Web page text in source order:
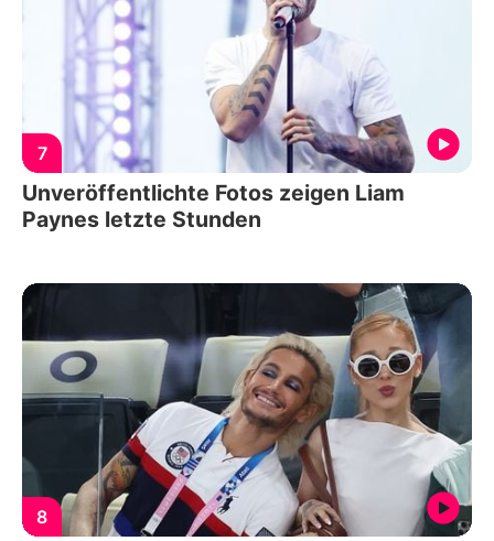
7
Unveröffentlichte Fotos zeigen Liam
Paynes letzte Stunden
8